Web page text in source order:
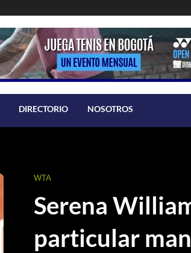
DIRECTORIO NOSOTROS
WTA
Serena
particular